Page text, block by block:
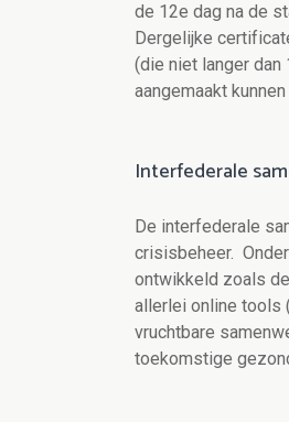
de 12e dag na de
Dergelijke
(die niet langer
aangemaakt
Interfederale
De interfederale
crisisbeheer.
ontwikkeld zoals
allerlei online
vruchtbare
toekomstige